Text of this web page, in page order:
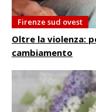
Firenze sud ovest
Oltre la violenza:
cambiamento